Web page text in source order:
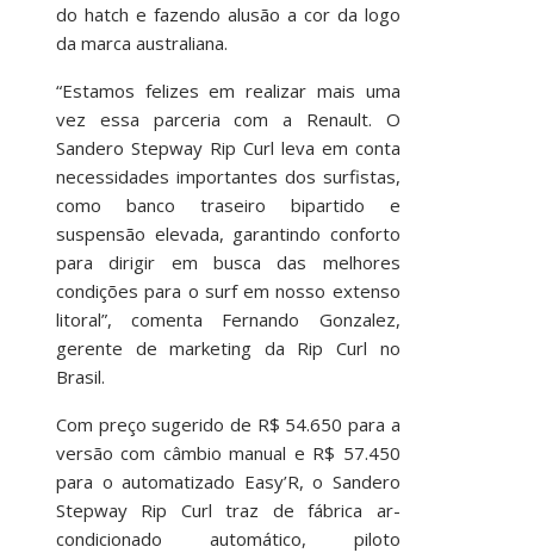
do hatch e fazendo alusão a cor da logo
da marca australiana.
“Estamos felizes em realizar mais uma
vez essa parceria com a Renault. O
Sandero Stepway Rip Curl leva em conta
necessidades importantes dos surfistas,
como banco traseiro bipartido e
suspensão elevada, garantindo conforto
para dirigir em busca das melhores
condições para o surf em nosso extenso
litoral”, comenta Fernando Gonzalez,
gerente de marketing da Rip Curl no
Brasil.
Com preço sugerido de R$ 54.650 para a
versão com câmbio manual e R$ 57.450
para o automatizado Easy’R, o Sandero
Stepway Rip Curl traz de fábrica ar-
condicionado automático, piloto